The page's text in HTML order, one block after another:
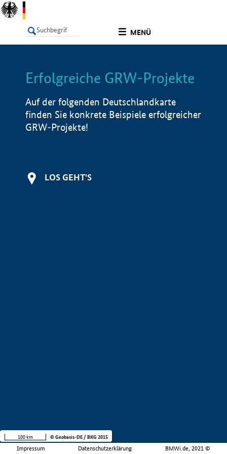
MENÜ
LISTE Info
Erfolgreiche GRW-Projekte
Auf der folgenden Deutschlandkarte
finden Sie konkrete Beispiele erfolgreicher
GRW-Projekte!
LOS GEHT'S
Impressum Datenschutzerklärung BMWi.de, 2021 ©
100 km © Geobasis-DE / BKG 2015